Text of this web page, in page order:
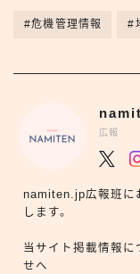
#危機管理情報 #
広報
namiten.jp広報班に
します。
当サイト掲載情報
せへ